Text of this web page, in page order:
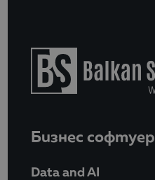
Бизнес софтуер
Data and AI